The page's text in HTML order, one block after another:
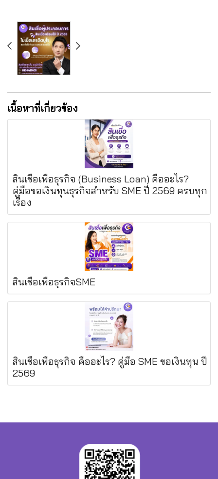
เนื้อหาที่เกี่ยวข้อง
สินเชื่อเพื่อธุรกิจ (Business Loan) คืออะไร?
คู่มือขอเงินทุนธุรกิจสำหรับ SME ปี 2569 ครบทุก
เรื่อง
สินเชื่อเพื่อธุรกิจSME
สินเชื่อเพื่อธุรกิจ คืออะไร? คู่มือ SME ขอเงินทุน ปี
2569